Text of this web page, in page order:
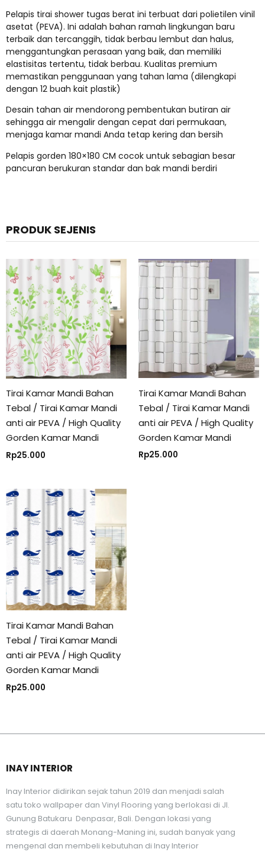
Pelapis tirai shower tugas berat ini terbuat dari polietilen vinil
asetat (PEVA). Ini adalah bahan ramah lingkungan baru
terbaik dan tercanggih, tidak berbau lembut dan halus,
menggantungkan perasaan yang baik, dan memiliki
elastisitas tertentu, tidak berbau. Kualitas premium
memastikan penggunaan yang tahan lama (dilengkapi
dengan 12 buah kait plastik)
Desain tahan air mendorong pembentukan butiran air
sehingga air mengalir dengan cepat dari permukaan,
menjaga kamar mandi Anda tetap kering dan bersih
Pelapis gorden 180×180 CM cocok untuk sebagian besar
pancuran berukuran standar dan bak mandi berdiri
PRODUK SEJENIS
Tirai Kamar Mandi Bahan
Tebal / Tirai Kamar Mandi
anti air PEVA / High Quality
Gorden Kamar Mandi
Rp25.000
Tirai Kamar Mandi Bahan
Tebal / Tirai Kamar Mandi
anti air PEVA / High Quality
Gorden Kamar Mandi
Rp25.000
Tirai Kamar Mandi Bahan
Tebal / Tirai Kamar Mandi
anti air PEVA / High Quality
Gorden Kamar Mandi
Rp25.000
INAY INTERIOR
Inay Interior didirikan sejak tahun 2019 dan menjadi salah
satu toko wallpaper dan Vinyl Flooring yang berlokasi di Jl.
Gunung Batukaru Denpasar, Bali. Dengan lokasi yang
strategis di daerah Monang-Maning ini, sudah banyak yang
mengenal dan membeli kebutuhan di Inay Interior